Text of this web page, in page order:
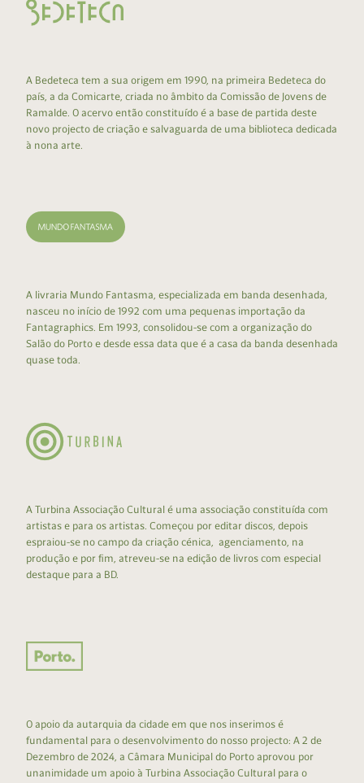
A Bedeteca tem a sua origem em 1990, na primeira Bedeteca do
país, a da Comicarte, criada no âmbito da Comissão de Jovens de
Ramalde. O acervo então constituído é a base de partida deste
novo projecto de criação e salvaguarda de uma biblioteca dedicada
à nona arte.
A livraria Mundo Fantasma, especializada em banda desenhada,
nasceu no início de 1992 com uma pequenas importação da
Fantagraphics. Em 1993, consolidou-se com a organização do
Salão do Porto e desde essa data que é a casa da banda desenhada
quase toda.
A Turbina Associação Cultural é uma associação constituída com
artistas e para os artistas. Começou por editar discos, depois
espraiou-se no campo da criação cénica, agenciamento, na
produção e por fim, atreveu-se na edição de livros com especial
destaque para a BD.
O apoio da autarquia da cidade em que nos inserimos é
fundamental para o desenvolvimento do nosso projecto: A 2 de
Dezembro de 2024, a Câmara Municipal do Porto aprovou por
unanimidade um apoio à Turbina Associação Cultural para o